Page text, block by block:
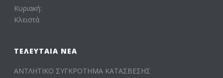
Κυριακή:
Κλειστά
ΤΕΛΕΥΤΑΊΑ ΝΈΑ
ΑΝΤΛΗΤΙΚΟ ΣΥΓΚΡΟΤΗΜΑ ΚΑΤΑΣΒΕΣΗΣ